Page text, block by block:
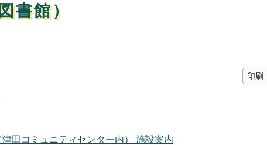
書館）
印刷
田コミュニティセンター内） 施設案内